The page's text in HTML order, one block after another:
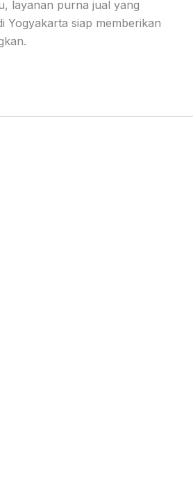
layanan purna jual yang
Yogyakarta siap memberikan